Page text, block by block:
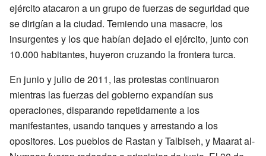
ejército atacaron a un grupo de fuerzas de seguridad que
se dirigían a la ciudad. Temiendo una masacre, los
insurgentes y los que habían dejado el ejército, junto con
10.000 habitantes, huyeron cruzando la frontera turca.
En junio y julio de 2011, las protestas continuaron
mientras las fuerzas del gobierno expandían sus
operaciones, disparando repetidamente a los
manifestantes, usando tanques y arrestando a los
opositores. Los pueblos de Rastan y Talbiseh, y Maarat al-